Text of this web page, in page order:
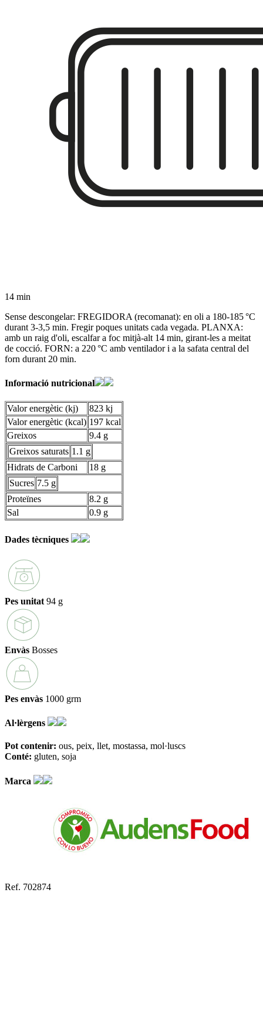
14 min
Sense descongelar: FREGIDORA (recomanat): en oli a 180-185 °C
durant 3-3,5 min. Fregir poques unitats cada vegada. PLANXA:
amb un raig d'oli, escalfar a foc mitjà-alt 14 min, girant-les a meitat
de cocció. FORN: a 220 °C amb ventilador i a la safata central del
forn durant 20 min.
Informació nutricional
Valor energètic (kj)
823 kj
Valor energètic (kcal) 197 kcal
Greixos
9.4 g
Greixos saturats 1.1 g
Hidrats de Carboni
18 g
Sucres 7.5 g
Proteïnes
8.2 g
Sal
0.9 g
Dades tècniques
Pes unitat 94 g
Envàs Bosses
Pes envàs 1000 grm
Al·lèrgens
Pot contenir: ous peix llet mostassa mol·luscs
Conté: gluten soja
Marca
Ref. 702874